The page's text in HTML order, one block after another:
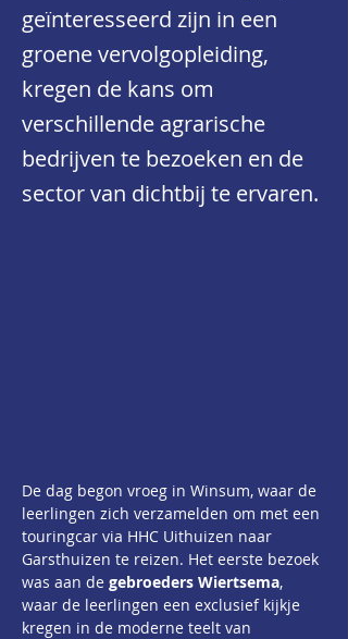
geïnteresseerd zijn in een
groene vervolgopleiding,
kregen de kans om
verschillende agrarische
bedrijven te bezoeken en de
sector van dichtbij te ervaren.
De dag begon vroeg in Winsum, waar de
leerlingen zich verzamelden om met een
touringcar via HHC Uithuizen naar
Garsthuizen te reizen. Het eerste bezoek
was aan de gebroeders Wiertsema,
waar de leerlingen een exclusief kijkje
kregen in de moderne teelt van